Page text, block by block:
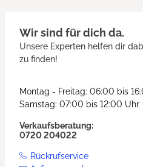
Wir sind für dich da.
Unsere Experten helfen dir
zu finden!
Montag - Freitag: 06:00 bis
Samstag: 07:00 bis 12:00 Uhr
Verkaufsberatung:
0720 204022
Rückrufservice